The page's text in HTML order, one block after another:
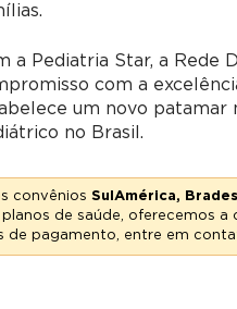
a Pediatria Star, a Rede
com a
um novo patamar
no Brasil.
convêniosSulAmérica,
de saúde, oferecemos
de pagamento, entre em